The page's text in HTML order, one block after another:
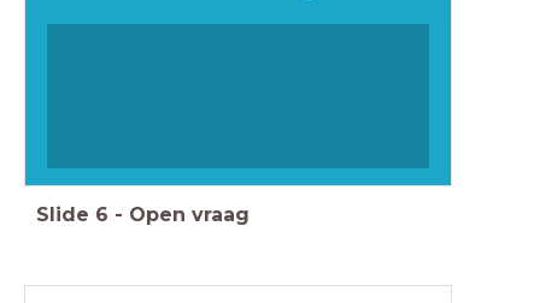
Slide 6 - Open vraag